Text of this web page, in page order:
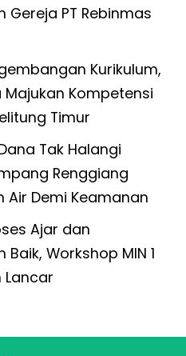
Gereja PT Rebinmas
Kurikulum,
Majukan Kompetensi
Timur
Tak Halangi
Renggiang
Air Demi Keamanan
Ajar dan
Baik, Workshop MIN 1
Lancar